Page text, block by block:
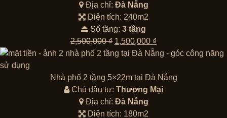
Địa chỉ: Đà Nẵng
Diện tích: 240m2
Số tầng: 3 tầng
2,500,000₫ Giá
gốc
2,500,000 ₫.
1,500,000 ₫
hiện
là:
1,500,000 ₫.
Nhà phố 2 tầng 5×22m tại Đà Nẵng
Chủ đầu tư: Thương Mại
Địa chỉ: Đà Nẵng
Diện tích: 180m2